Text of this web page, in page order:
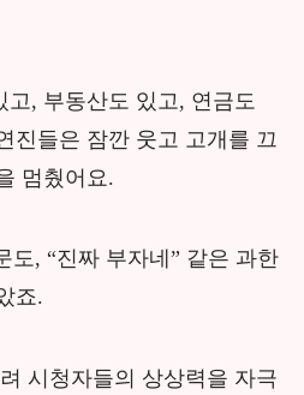
고, 부동산도 있고, 연금도
진들은 잠깐 웃고 고개를 끄
멈췄어요.
도, “진짜 부자네” 같은 과한
죠.
시청자들의 상상력을 자극